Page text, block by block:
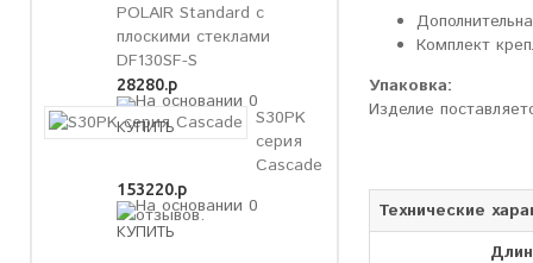
POLAIR Standard с
плоскими стеклами
DF130SF-S
28280.р
S30PK
серия
Cascade
153220.р
Комплект
Упаковка:
Изделие
Технические